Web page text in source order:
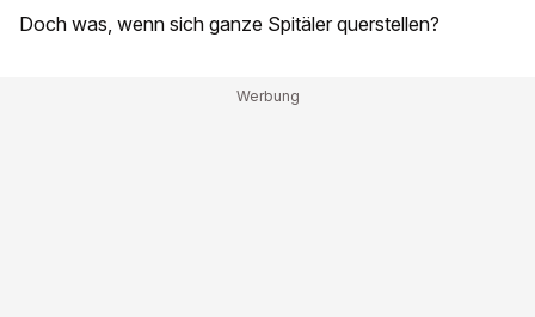
Doch was, wenn sich ganze Spitäler querstellen?